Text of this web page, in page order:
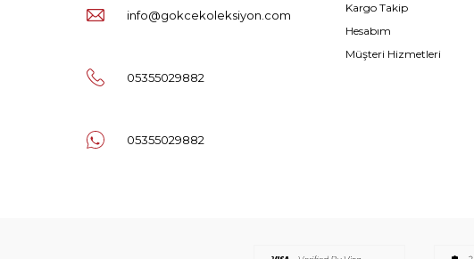
info@gokcekoleksiyon.com
05355029882
05355029882
Kargo Takip
Hesabım
Müşteri Hizmetleri